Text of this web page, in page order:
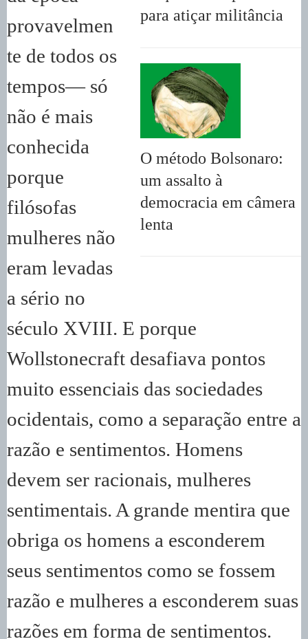
para atiçar militância
O método Bolsonaro:
um assalto à
democracia em câmera
lenta
provavelmen
te de todos os
tempos— só
não é mais
conhecida
porque
filósofas
mulheres não
eram levadas
a sério no
século XVIII. E porque
Wollstonecraft desafiava pontos
muito essenciais das sociedades
ocidentais, como a separação entre a
razão e sentimentos. Homens
devem ser racionais, mulheres
sentimentais. A grande mentira que
obriga os homens a esconderem
seus sentimentos como se fossem
razão e mulheres a esconderem suas
razões em forma de sentimentos.